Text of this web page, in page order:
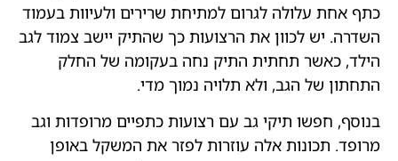
כתף אחת עלולה לגרום למתיחת שרירים ולעיוות בעמוד
השדרה. יש לכוון את הרצועות כך שהתיק יישב צמוד לגב
הילד, כאשר תחתית התיק נחה בעקומה של החלק
התחתון של הגב, ולא תלויה נמוך מדי.
בנוסף, חפשו תיקי גב עם רצועות כתפיים מרופדות וגב
מרופד. תכונות אלה עוזרות לפזר את המשקל באופן